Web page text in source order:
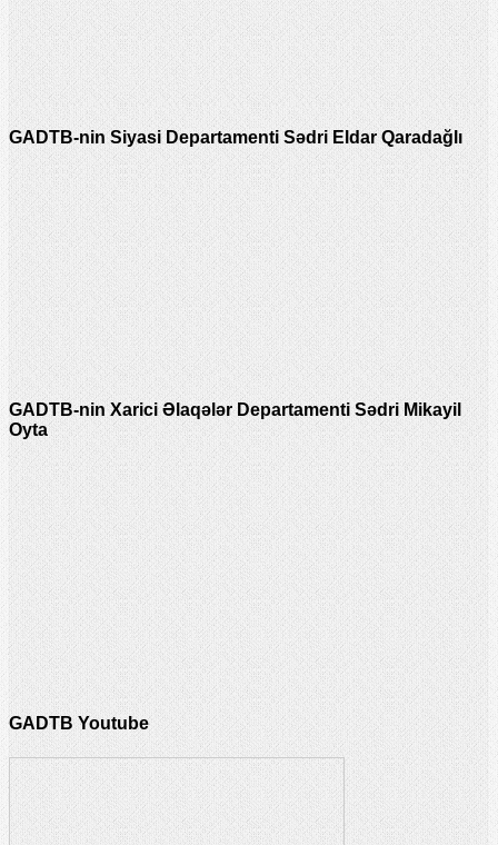
GADTB-nin Siyasi Departamenti Sədri Eldar Qaradağlı
GADTB-nin Xarici Əlaqələr Departamenti Sədri Mikayil
Oyta
GADTB Youtube